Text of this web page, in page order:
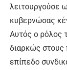
λειτουργούσε
κυβερνώσας
Αυτός ο ρόλος
διαρκώς στους
επίπεδο